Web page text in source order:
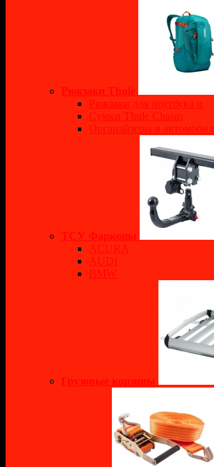
Рюкзаки Thule
Рюкзаки для ноутбука и
Сумки Thule Chasm
Органайзеры в автомобил
ТСУ Фаркопы
ACURA
AUDI
BMW
Грузовые корзины